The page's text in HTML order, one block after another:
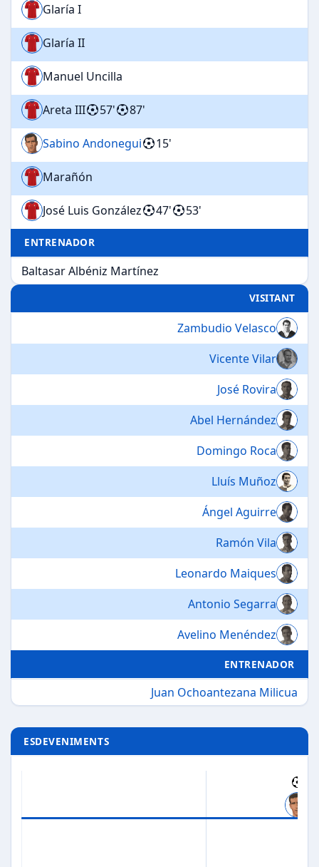
Glaría I
Glaría II
Manuel Uncilla
Areta III 57' 87'
Sabino Andonegui 15'
Marañón
José Luis González 47' 53'
ENTRENADOR
Baltasar Albéniz Martínez
VISITANT
Zambudio Velasco
Vicente Vilar
José Rovira
Abel Hernández
Domingo Roca
Lluís Muñoz
Ángel Aguirre
Ramón Vila
Leonardo Maiques
Antonio Segarra
Avelino Menéndez
ENTRENADOR
Juan Ochoantezana Milicua
ESDEVENIMENTS